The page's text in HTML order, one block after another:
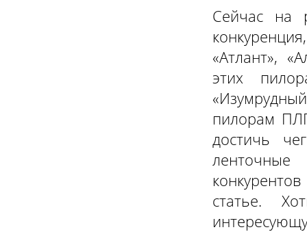
Сейчас на
«Атлант»,
этих
пилорам
достичь
ленточные
статье.